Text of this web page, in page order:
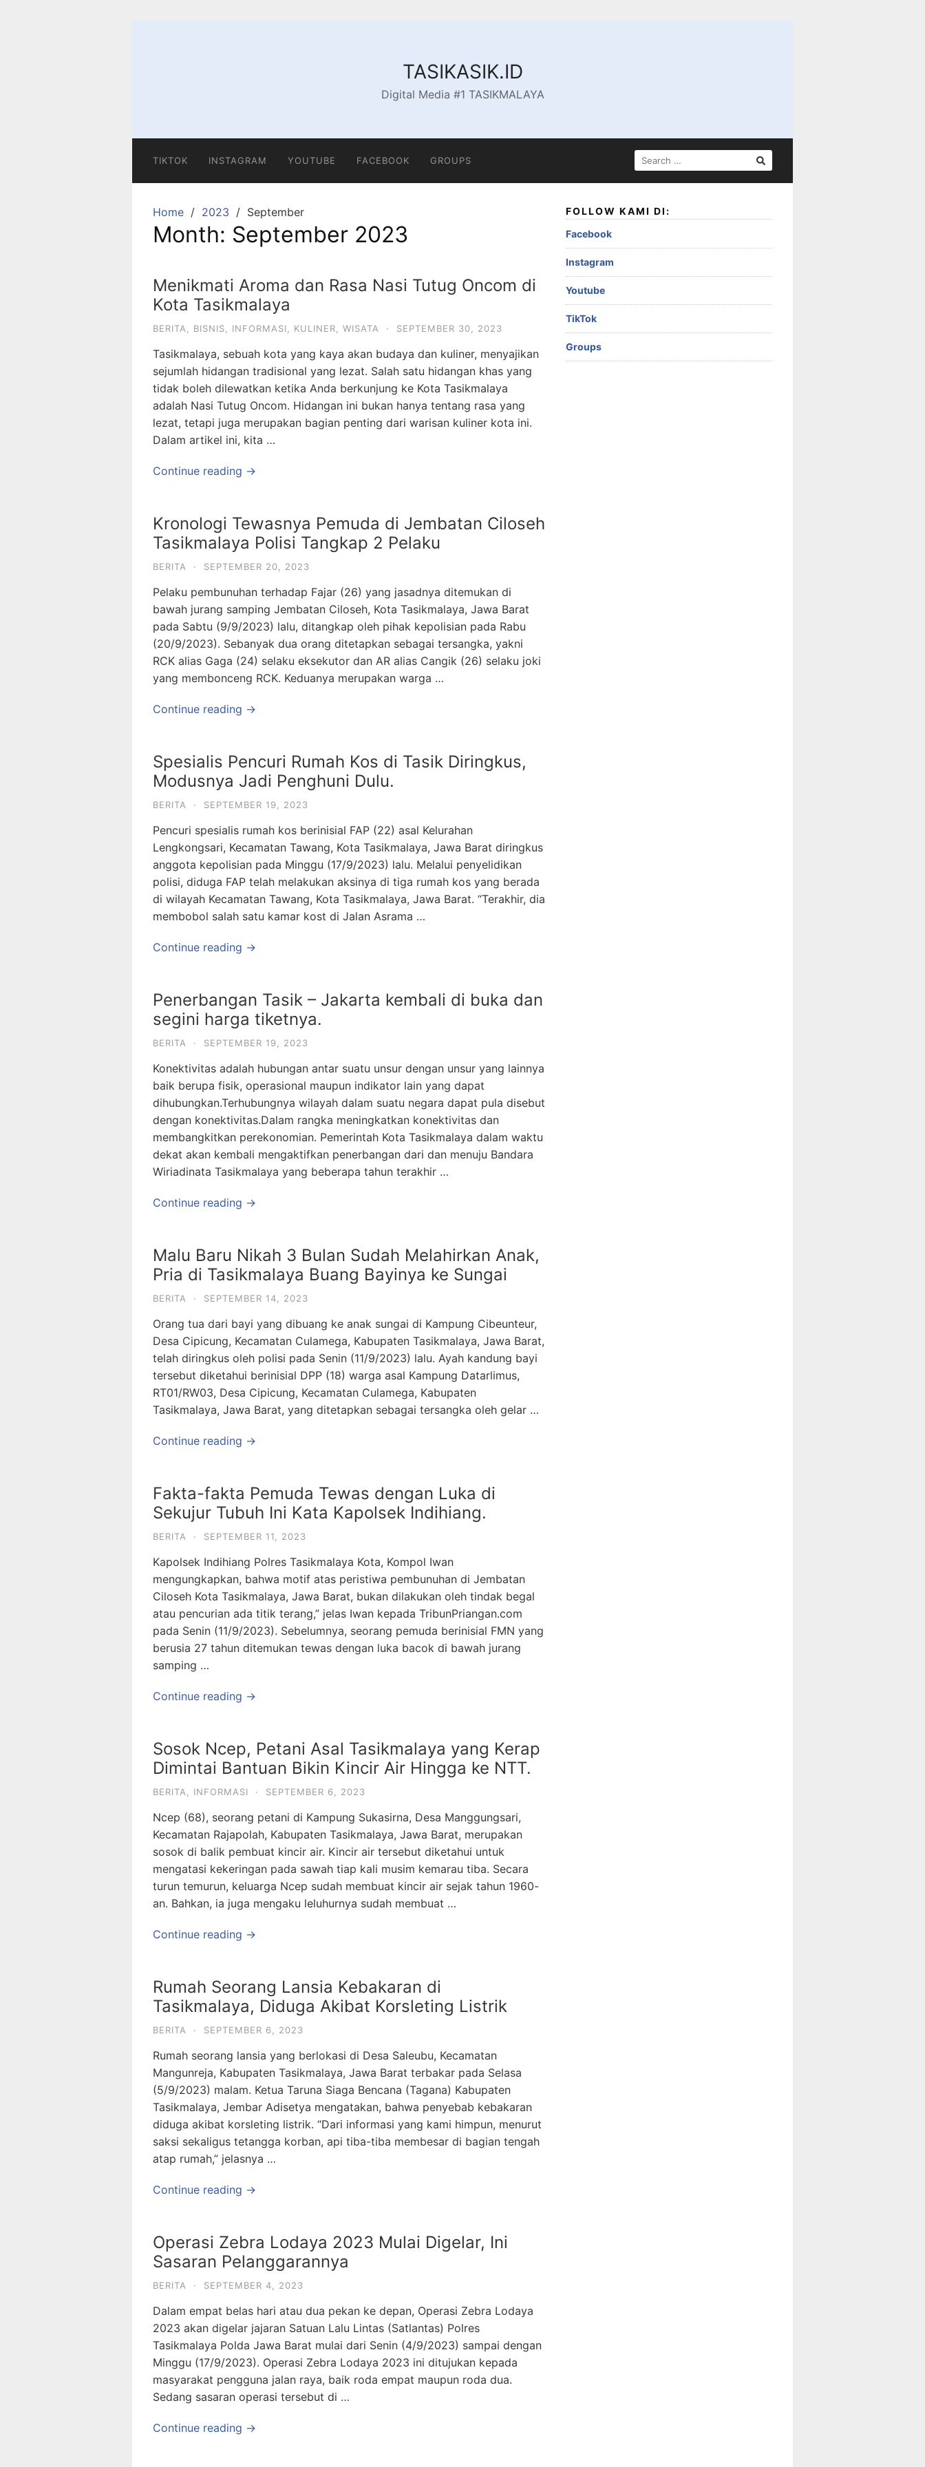
TASIKASIK.ID
Digital Media #1 TASIKMALAYA
TIKTOK INSTAGRAM YOUTUBE FACEBOOK GROUPS
SEARCH
FOR:
Home 2023 September
Month: September 2023
Menikmati Aroma dan Rasa Nasi Tutug Oncom di
Kota Tasikmalaya
BERITA BISNIS INFORMASI KULINER WISATA · SEPTEMBER 30, 2023
Tasikmalaya, sebuah kota yang kaya akan budaya dan kuliner, menyajikan
sejumlah hidangan tradisional yang lezat. Salah satu hidangan khas yang
tidak boleh dilewatkan ketika Anda berkunjung ke Kota Tasikmalaya
adalah Nasi Tutug Oncom. Hidangan ini bukan hanya tentang rasa yang
lezat, tetapi juga merupakan bagian penting dari warisan kuliner kota ini.
Dalam artikel ini, kita …
Continue reading →
Kronologi Tewasnya Pemuda di Jembatan Ciloseh
Tasikmalaya Polisi Tangkap 2 Pelaku
BERITA · SEPTEMBER 20, 2023
Pelaku pembunuhan terhadap Fajar (26) yang jasadnya ditemukan di
bawah jurang samping Jembatan Ciloseh, Kota Tasikmalaya, Jawa Barat
pada Sabtu (9/9/2023) lalu, ditangkap oleh pihak kepolisian pada Rabu
(20/9/2023). Sebanyak dua orang ditetapkan sebagai tersangka, yakni
RCK alias Gaga (24) selaku eksekutor dan AR alias Cangik (26) selaku joki
yang membonceng RCK. Keduanya merupakan warga …
Continue reading →
Spesialis Pencuri Rumah Kos di Tasik Diringkus,
Modusnya Jadi Penghuni Dulu.
BERITA · SEPTEMBER 19, 2023
Pencuri spesialis rumah kos berinisial FAP (22) asal Kelurahan
Lengkongsari, Kecamatan Tawang, Kota Tasikmalaya, Jawa Barat diringkus
anggota kepolisian pada Minggu (17/9/2023) lalu. Melalui penyelidikan
polisi, diduga FAP telah melakukan aksinya di tiga rumah kos yang berada
di wilayah Kecamatan Tawang, Kota Tasikmalaya, Jawa Barat. “Terakhir, dia
membobol salah satu kamar kost di Jalan Asrama …
Continue reading →
Penerbangan Tasik – Jakarta kembali di buka dan
segini harga tiketnya.
BERITA · SEPTEMBER 19, 2023
Konektivitas adalah hubungan antar suatu unsur dengan unsur yang lainnya
baik berupa fisik, operasional maupun indikator lain yang dapat
dihubungkan.Terhubungnya wilayah dalam suatu negara dapat pula disebut
dengan konektivitas.Dalam rangka meningkatkan konektivitas dan
membangkitkan perekonomian. Pemerintah Kota Tasikmalaya dalam waktu
dekat akan kembali mengaktifkan penerbangan dari dan menuju Bandara
Wiriadinata Tasikmalaya yang beberapa tahun terakhir …
Continue reading →
Malu Baru Nikah 3 Bulan Sudah Melahirkan Anak,
Pria di Tasikmalaya Buang Bayinya ke Sungai
BERITA · SEPTEMBER 14, 2023
Orang tua dari bayi yang dibuang ke anak sungai di Kampung Cibeunteur,
Desa Cipicung, Kecamatan Culamega, Kabupaten Tasikmalaya, Jawa Barat,
telah diringkus oleh polisi pada Senin (11/9/2023) lalu. Ayah kandung bayi
tersebut diketahui berinisial DPP (18) warga asal Kampung Datarlimus,
RT01/RW03, Desa Cipicung, Kecamatan Culamega, Kabupaten
Tasikmalaya, Jawa Barat, yang ditetapkan sebagai tersangka oleh gelar …
Continue reading →
Fakta-fakta Pemuda Tewas dengan Luka di
Sekujur Tubuh Ini Kata Kapolsek Indihiang.
BERITA · SEPTEMBER 11, 2023
Kapolsek Indihiang Polres Tasikmalaya Kota, Kompol Iwan
mengungkapkan, bahwa motif atas peristiwa pembunuhan di Jembatan
Ciloseh Kota Tasikmalaya, Jawa Barat, bukan dilakukan oleh tindak begal
atau pencurian ada titik terang,” jelas Iwan kepada TribunPriangan.com
pada Senin (11/9/2023). Sebelumnya, seorang pemuda berinisial FMN yang
berusia 27 tahun ditemukan tewas dengan luka bacok di bawah jurang
samping …
Continue reading →
Sosok Ncep, Petani Asal Tasikmalaya yang Kerap
Dimintai Bantuan Bikin Kincir Air Hingga ke NTT.
BERITA INFORMASI · SEPTEMBER 6, 2023
Ncep (68), seorang petani di Kampung Sukasirna, Desa Manggungsari,
Kecamatan Rajapolah, Kabupaten Tasikmalaya, Jawa Barat, merupakan
sosok di balik pembuat kincir air. Kincir air tersebut diketahui untuk
mengatasi kekeringan pada sawah tiap kali musim kemarau tiba. Secara
turun temurun, keluarga Ncep sudah membuat kincir air sejak tahun 1960-
an. Bahkan, ia juga mengaku leluhurnya sudah membuat …
Continue reading →
Rumah Seorang Lansia Kebakaran di
Tasikmalaya, Diduga Akibat Korsleting Listrik
BERITA · SEPTEMBER 6, 2023
Rumah seorang lansia yang berlokasi di Desa Saleubu, Kecamatan
Mangunreja, Kabupaten Tasikmalaya, Jawa Barat terbakar pada Selasa
(5/9/2023) malam. Ketua Taruna Siaga Bencana (Tagana) Kabupaten
Tasikmalaya, Jembar Adisetya mengatakan, bahwa penyebab kebakaran
diduga akibat korsleting listrik. “Dari informasi yang kami himpun, menurut
saksi sekaligus tetangga korban, api tiba-tiba membesar di bagian tengah
atap rumah,” jelasnya …
Continue reading →
Operasi Zebra Lodaya 2023 Mulai Digelar, Ini
Sasaran Pelanggarannya
BERITA · SEPTEMBER 4, 2023
Dalam empat belas hari atau dua pekan ke depan, Operasi Zebra Lodaya
2023 akan digelar jajaran Satuan Lalu Lintas (Satlantas) Polres
Tasikmalaya Polda Jawa Barat mulai dari Senin (4/9/2023) sampai dengan
Minggu (17/9/2023). Operasi Zebra Lodaya 2023 ini ditujukan kepada
masyarakat pengguna jalan raya, baik roda empat maupun roda dua.
Sedang sasaran operasi tersebut di …
Continue reading →
FOLLOW KAMI DI:
Facebook
Instagram
Youtube
TikTok
Groups